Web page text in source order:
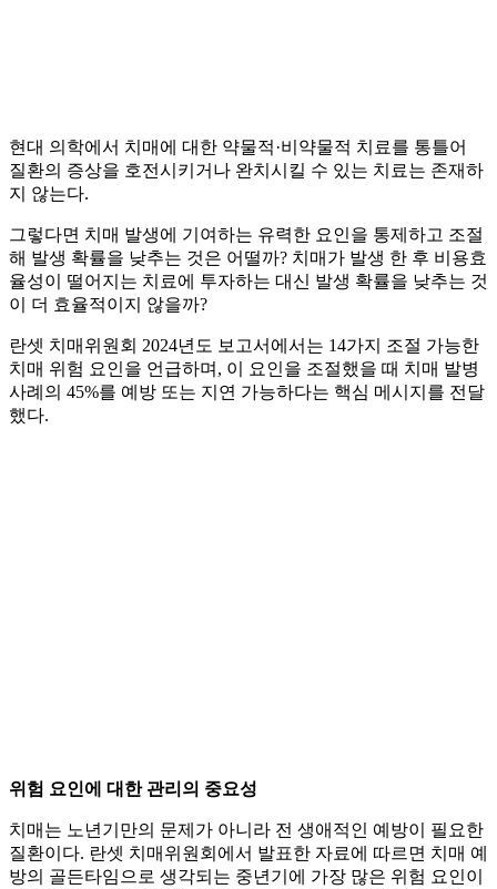
현대 의학에서 치매에 대한 약물적·비약물적 치료를 통틀어
질환의 증상을 호전시키거나 완치시킬 수 있는 치료는 존재하
지 않는다.
그렇다면 치매 발생에 기여하는 유력한 요인을 통제하고 조절
해 발생 확률을 낮추는 것은 어떨까? 치매가 발생 한 후 비용효
율성이 떨어지는 치료에 투자하는 대신 발생 확률을 낮추는 것
이 더 효율적이지 않을까?
란셋 치매위원회 2024년도 보고서에서는 14가지 조절 가능한
치매 위험 요인을 언급하며, 이 요인을 조절했을 때 치매 발병
사례의 45%를 예방 또는 지연 가능하다는 핵심 메시지를 전달
했다.
위험 요인에 대한 관리의 중요성
치매는 노년기만의 문제가 아니라 전 생애적인 예방이 필요한
질환이다. 란셋 치매위원회에서 발표한 자료에 따르면 치매 예
방의 골든타임으로 생각되는 중년기에 가장 많은 위험 요인이